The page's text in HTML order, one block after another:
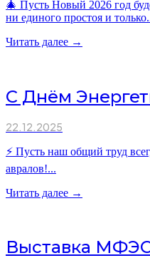
🎄 Пусть Новый 2026 год
ни единого простоя и
Читать далее →
С Днём
22.12.2025
⚡ Пусть наш общий труд
авралов!...
Читать далее →
Выставка